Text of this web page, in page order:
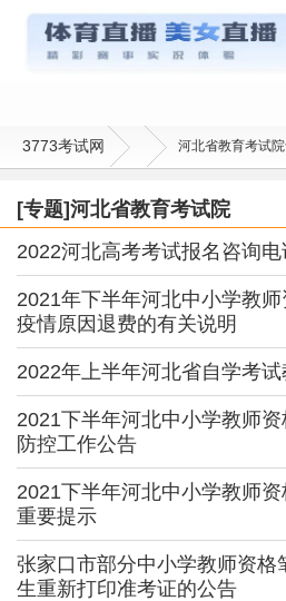
河北省教
3773考试网 河北省教育考试
[专题]河北省教育考试院
2022河北高考考试报名咨询电
2021年下半年河北中小学教师
疫情原因退费的有关说明
2022年上半年河北省自学考
2021下半年河北中小学教师
防控工作公告
2021下半年河北中小学教师
重要提示
张家口市部分中小学教师资格
生重新打印准考证的公告